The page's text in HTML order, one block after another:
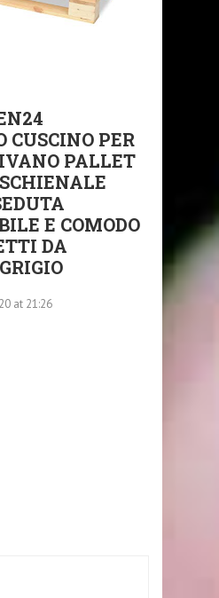
CUSCINO PER
PALLET
E COMODO
DA
at 21:26